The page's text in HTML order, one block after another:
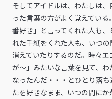
そしてアイドルは、わたしは
った言葉の方がよく覚えてい
番好き」と言ってくれた人も
れた手紙をくれた人も、いつ
消えていたりするのだ。時々
が〜」みたいな言葉を見て、
なったんだ・・・とひとり落
たを好きなまま、いつの間にか